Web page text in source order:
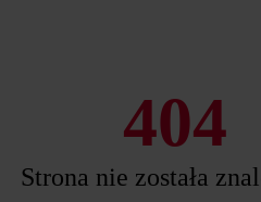
404
Strona nie została